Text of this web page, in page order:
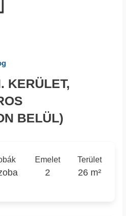
KERÜLET,
BELÜL)
Emelet
2
Terület
26 m²